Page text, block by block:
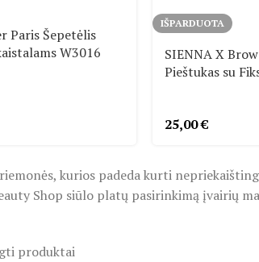
Paris Šepetėlis
W3016
IŠPARDUOTA
SIENNA X
Pieštukas su
25,00€
kurios padeda kurti
Shop siūlo platų pasirinkimą įvairių
produktai